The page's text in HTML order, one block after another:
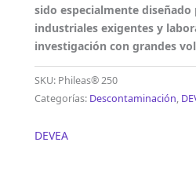
sido especialmente
industriales exigentes y
investigación con grandes
SKU: Phileas® 250
Categorías: Descontaminación,
DEVEA